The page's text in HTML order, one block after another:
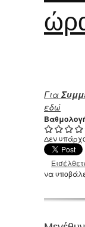
Για
εδώ
Δεν
να